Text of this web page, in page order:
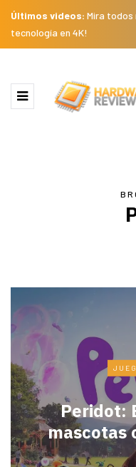
Últimos videos: Mira todos
tecnología en 4K!
Peridot:
mascotas